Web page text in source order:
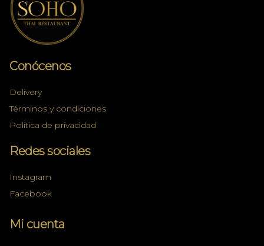
Conócenos
Delivery
Términos y condiciones
Política de privacidad
Redes sociales
Instagram
Facebook
Mi cuenta